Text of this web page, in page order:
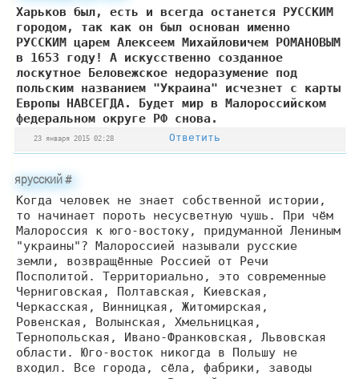
Харьков был, есть и всегда останется РУССКИМ
городом, так как он был основан именно
РУССКИМ царем Алексеем Михайловичем РОМАНОВЫМ
в 1653 году! А искусственно созданное
лоскутное Беловежское недоразумение под
польским названием "Украина" исчезнет с карты
Европы НАВСЕГДА. Будет мир в Малороссийском
федеральном округе РФ снова.
23 января 2015 02:28 Ответить
ярусский#
Когда человек не знает собственной истории,
то начинает пороть несусветную чушь. При чём
Малороссия к юго-востоку, придуманной Лениным
"украины"? Малороссией называли русские
земли, возвращённые Россией от Речи
Посполитой. Территориально, это современные
Черниговская, Полтавская, Киевская,
Черкасская, Винницкая, Житомирская,
Ровенская, Волынская, Хмельницкая,
Тернопольская, Ивано-Франковская, Львовская
области. Юго-восток никогда в Польшу не
входил. Все города, сёла, фабрики, заводы